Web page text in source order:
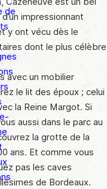
de
impressionnant
y ont vécu dès le
dont le plus célèbre
avec un mobilier
le lit des époux ; celui
la Reine Margot. Si
aussi dans le parc au
la grotte de la
ans. Et comme vous
pas les caves
de Bordeaux.